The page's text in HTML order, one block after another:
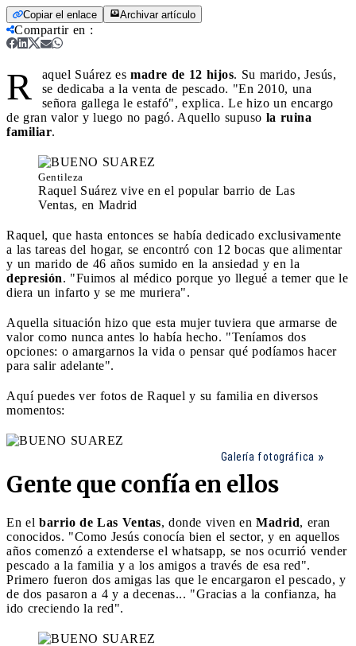
Copiar el enlace Archivar artículo
Compartir en :
R aquel Suárez es madre de 12 hijos. Su marido, Jesús,
se dedicaba a la venta de pescado. "En 2010, una
señora gallega le estafó", explica. Le hizo un encargo
de gran valor y luego no pagó. Aquello supuso la ruina
familiar.
Gentileza
Raquel Suárez vive en el popular barrio de Las
Ventas, en Madrid
Raquel, que hasta entonces se había dedicado exclusivamente
a las tareas del hogar, se encontró con 12 bocas que alimentar
y un marido de 46 años sumido en la ansiedad y en la
depresión. "Fuimos al médico porque yo llegué a temer que le
diera un infarto y se me muriera".
Aquella situación hizo que esta mujer tuviera que armarse de
valor como nunca antes lo había hecho. "Teníamos dos
opciones: o amargarnos la vida o pensar qué podíamos hacer
para salir adelante".
Aquí puedes ver fotos de Raquel y su familia en diversos
momentos:
Galería fotográfica
Gente que confía en ellos
En el barrio de Las Ventas, donde viven en Madrid, eran
conocidos. "Como Jesús conocía bien el sector, y en aquellos
años comenzó a extenderse el whatsapp, se nos ocurrió vender
pescado a la familia y a los amigos a través de esa red".
Primero fueron dos amigas las que le encargaron el pescado, y
de dos pasaron a 4 y a decenas... "Gracias a la confianza, ha
ido creciendo la red".